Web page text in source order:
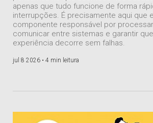
apenas que tudo funcione de forma
interrupções. É precisamente aqui que
componente responsável por
comunicar entre sistemas e garantir
experiência decorre sem falhas.
jul 8 2026 • 4 min leitura